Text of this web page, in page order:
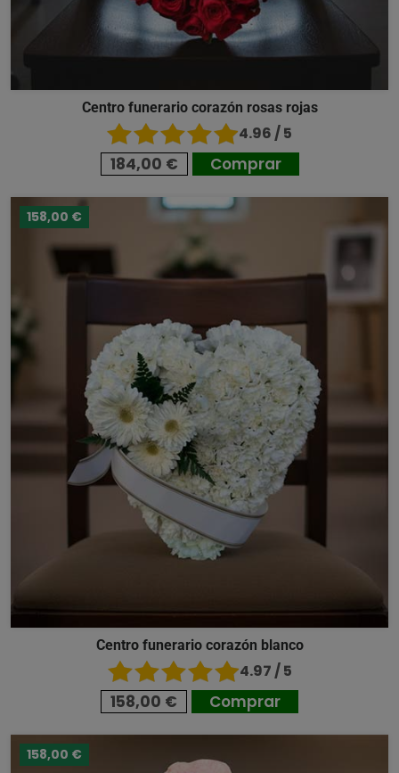
Centro funerario corazón rosas rojas
4.96 / 5
184,00 € Comprar
158,00 €
Centro funerario corazón blanco
4.97 / 5
158,00 € Comprar
158,00 €